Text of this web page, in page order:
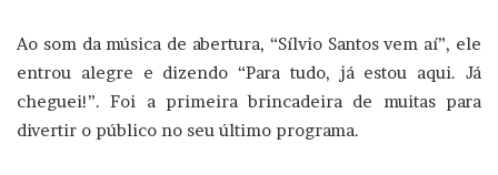
Ao som da música de abertura, “Sílvio Santos vem aí”, ele
entrou alegre e dizendo “Para tudo, já estou aqui. Já
cheguei!”. Foi a primeira brincadeira de muitas para
divertir o público no seu último programa.